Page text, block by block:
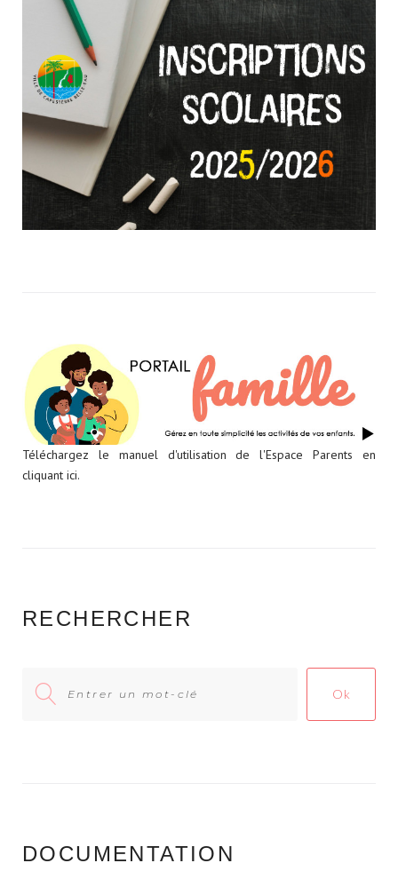
Téléchargez le manuel d'utilisation de l'Espace Parents en
cliquant ici.
RECHERCHER
for:
Ok
DOCUMENTATION